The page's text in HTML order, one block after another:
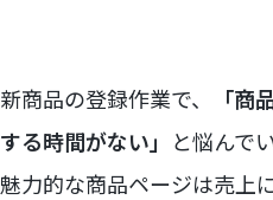
新商品の登録作業で、
「
する時間がない」 と悩んで
魅力的な商品ページは売上